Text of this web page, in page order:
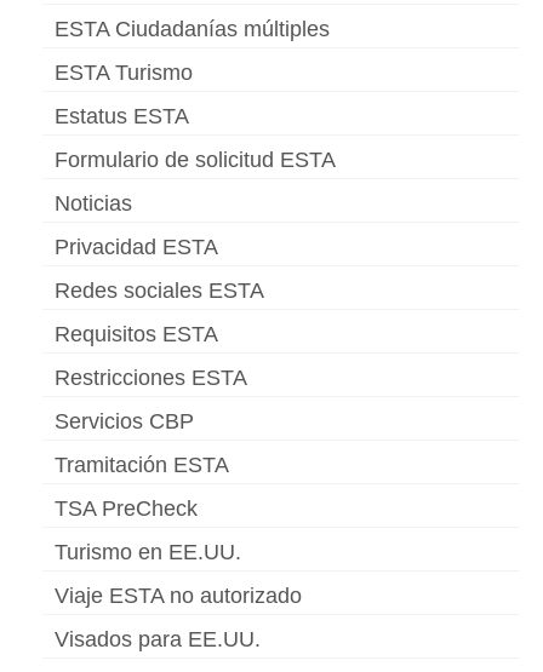
ESTA Ciudadanías múltiples
ESTA Turismo
Estatus ESTA
Formulario de solicitud ESTA
Noticias
Privacidad ESTA
Redes sociales ESTA
Requisitos ESTA
Restricciones ESTA
Servicios CBP
Tramitación ESTA
TSA PreCheck
Turismo en EE.UU.
Viaje ESTA no autorizado
Visados para EE.UU.